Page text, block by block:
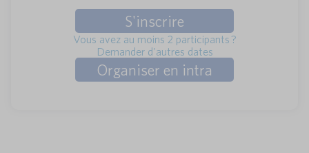
S'inscrire
Vous avez au moins 2 participants ?
Demander d'autres dates
Organiser en intra